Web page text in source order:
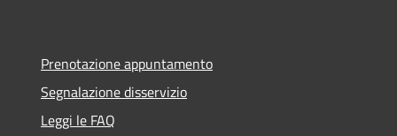
Prenotazione appuntamento
Segnalazione disservizio
Leggi le FAQ